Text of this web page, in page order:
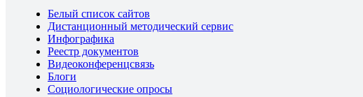
Белый список сайтов
Дистанционный методический сервис
Инфографика
Реестр документов
Видеоконференцсвязь
Блоги
Социологические опросы